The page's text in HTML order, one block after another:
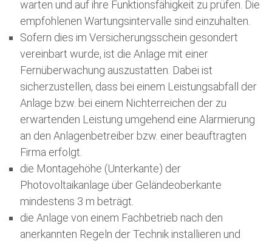
warten und auf ihre Funktionsfähigkeit zu prüfen. Die
empfohlenen Wartungsintervalle sind einzuhalten.
Sofern dies im Versicherungsschein gesondert
vereinbart wurde, ist die Anlage mit einer
Fernüberwachung auszustatten. Dabei ist
sicherzustellen, dass bei einem Leistungsabfall der
Anlage bzw. bei einem Nichterreichen der zu
erwartenden Leistung umgehend eine Alarmierung
an den Anlagenbetreiber bzw. einer beauftragten
Firma erfolgt.
die Montagehöhe (Unterkante) der
Photovoltaikanlage über Geländeoberkante
mindestens 3 m beträgt.
die Anlage von einem Fachbetrieb nach den
anerkannten Regeln der Technik installieren und